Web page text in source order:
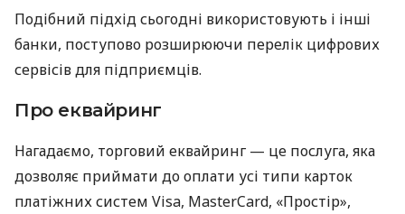
Подібний підхід сьогодні використовують і інші
банки, поступово розширюючи перелік цифрових
сервісів для підприємців.
Про еквайринг
Нагадаємо, торговий еквайринг — це послуга, яка
дозволяє приймати до оплати усі типи карток
платіжних систем Visa, MasterCard, «Простір»,